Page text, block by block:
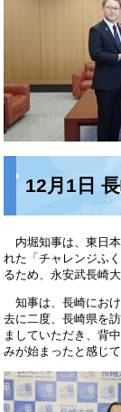
12月1日
内堀知事は、東日
れた「チャレンジふ
るため、永安武長崎
知事は、長崎にお
去に二度、長崎県を
ましていただき、背
みが始まったと感じ